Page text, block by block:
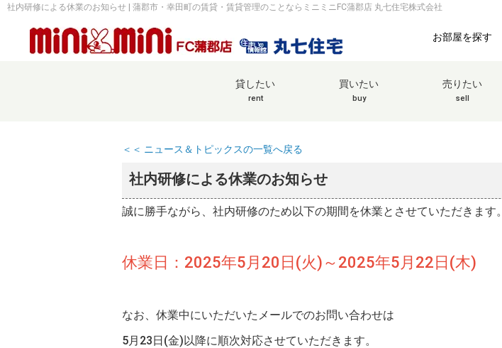
社内研修による休業のお知らせ | 蒲郡市・幸田町の賃貸・賃貸管理のことならミニミニFC蒲郡店 丸七住宅株式会社
お部屋を探す
貸したい
rent
買いたい
buy
売りたい
sell
＜＜ ニュース＆トピックスの一覧へ戻る
社内研修による休業のお知らせ
誠に勝手ながら、社内研修のため以下の期間を休業とさせていただきます。
休業日：2025年5月20日(火)～2025年5月22日(木)
なお、休業中にいただいたメールでのお問い合わせは
5月23日(金)以降に順次対応させていただきます。